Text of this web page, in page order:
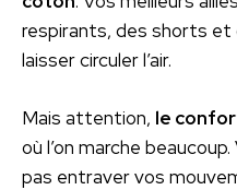
respirants, des shorts et
laisser circuler l’air.
Mais attention, le
où l’on marche
pas entraver vos